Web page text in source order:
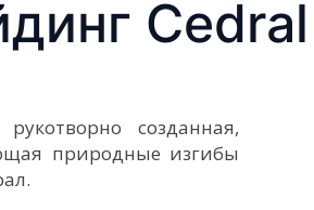
созданная,
природные изгибы